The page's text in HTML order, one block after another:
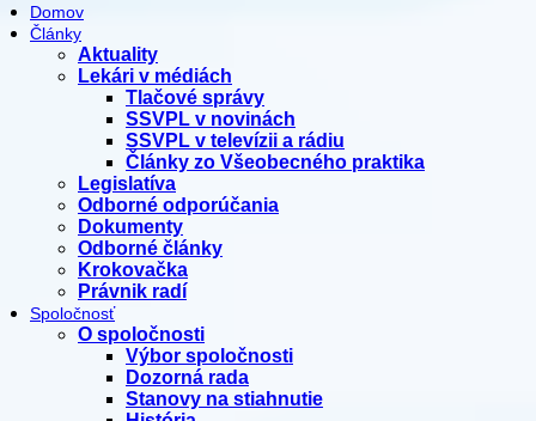
Domov
Články
Aktuality
Lekári v médiách
Tlačové správy
SSVPL v novinách
SSVPL v televízii a rádiu
Články zo Všeobecného praktika
Legislatíva
Odborné odporúčania
Dokumenty
Odborné články
Krokovačka
Právnik radí
Spoločnosť
O spoločnosti
Výbor spoločnosti
Dozorná rada
Stanovy na stiahnutie